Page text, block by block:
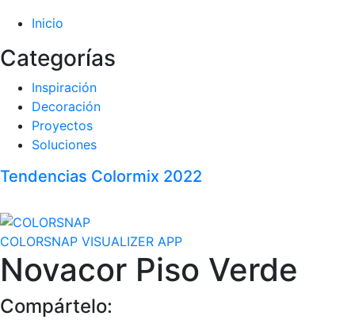
Inicio
Categorías
Inspiración
Decoración
Proyectos
Soluciones
Tendencias Colormix 2022
COLORSNAP VISUALIZER APP
Novacor Piso Verde
Compártelo: